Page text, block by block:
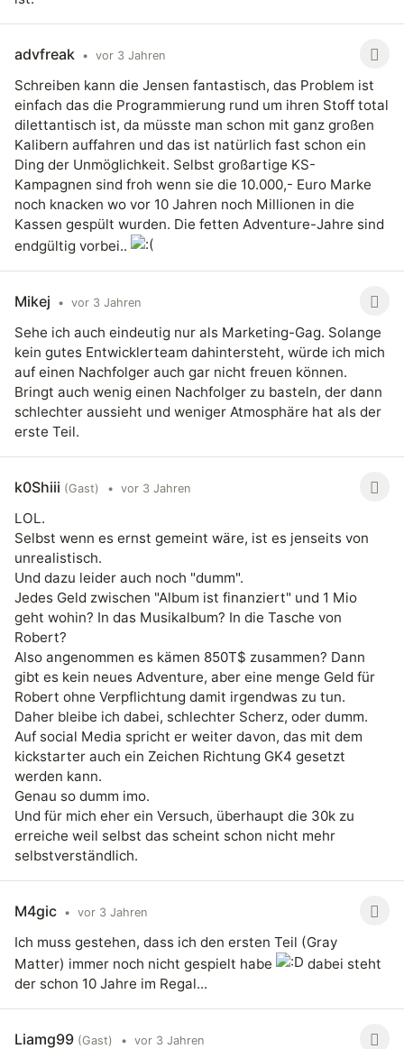
advfreak • vor 3 Jahren
Schreiben kann die Jensen fantastisch, das Problem ist
einfach das die Programmierung rund um ihren Stoff total
dilettantisch ist, da müsste man schon mit ganz großen
Kalibern auffahren und das ist natürlich fast schon ein
Ding der Unmöglichkeit. Selbst großartige KS-
Kampagnen sind froh wenn sie die 10.000,- Euro Marke
noch knacken wo vor 10 Jahren noch Millionen in die
Kassen gespült wurden. Die fetten Adventure-Jahre sind
endgültig vorbei..
Mikej • vor 3 Jahren
Sehe ich auch eindeutig nur als Marketing-Gag. Solange
kein gutes Entwicklerteam dahintersteht, würde ich mich
auf einen Nachfolger auch gar nicht freuen können.
Bringt auch wenig einen Nachfolger zu basteln, der dann
schlechter aussieht und weniger Atmosphäre hat als der
erste Teil.
k0Shiii (Gast) • vor 3 Jahren
LOL.
Selbst wenn es ernst gemeint wäre, ist es jenseits von
unrealistisch.
Und dazu leider auch noch "dumm".
Jedes Geld zwischen "Album ist finanziert" und 1 Mio
geht wohin? In das Musikalbum? In die Tasche von
Robert?
Also angenommen es kämen 850T$ zusammen? Dann
gibt es kein neues Adventure, aber eine menge Geld für
Robert ohne Verpflichtung damit irgendwas zu tun.
Daher bleibe ich dabei, schlechter Scherz, oder dumm.
Auf social Media spricht er weiter davon, das mit dem
kickstarter auch ein Zeichen Richtung GK4 gesetzt
werden kann.
Genau so dumm imo.
Und für mich eher ein Versuch, überhaupt die 30k zu
erreiche weil selbst das scheint schon nicht mehr
selbstverständlich.
M4gic • vor 3 Jahren
Ich muss gestehen, dass ich den ersten Teil (Gray
Matter) immer noch nicht gespielt habe
dabei steht
der schon 10 Jahre im Regal...
Liamg99 (Gast) • vor 3 Jahren